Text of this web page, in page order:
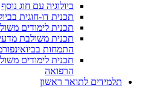
ביולוגיה עם חוג נוסף
תכנית דו-חוגית
תכנית לימודים
תכנית משולבת
התמחות
תכנית לימודים
הרפואה
תלמידים לתואר ראשון